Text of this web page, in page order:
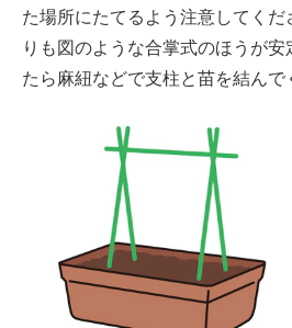
た場所にたてるよう注意してくだ
りも図のような合掌式のほうが
たら麻紐などで支柱と苗を結んで